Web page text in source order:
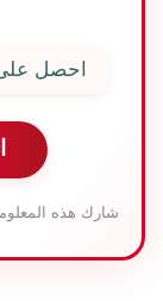
احصل على
شارك هذه